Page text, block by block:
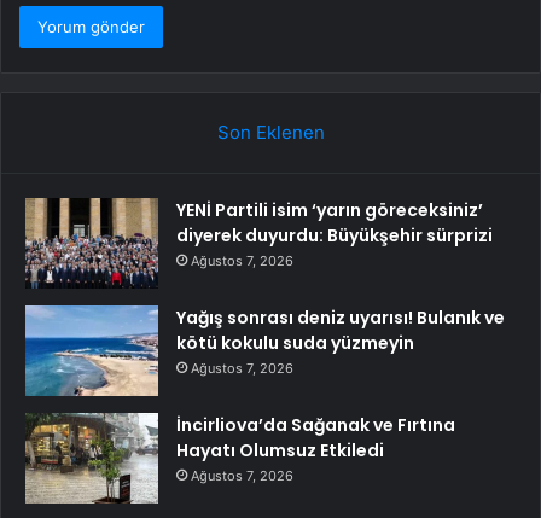
Son Eklenen
YENİ Partili isim ‘yarın göreceksiniz’
diyerek duyurdu: Büyükşehir sürprizi
Ağustos 7, 2026
Yağış sonrası deniz uyarısı! Bulanık ve
kötü kokulu suda yüzmeyin
Ağustos 7, 2026
İncirliova’da Sağanak ve Fırtına
Hayatı Olumsuz Etkiledi
Ağustos 7, 2026